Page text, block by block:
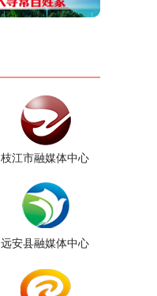
枝江市融媒体中心
远安县融媒体中心